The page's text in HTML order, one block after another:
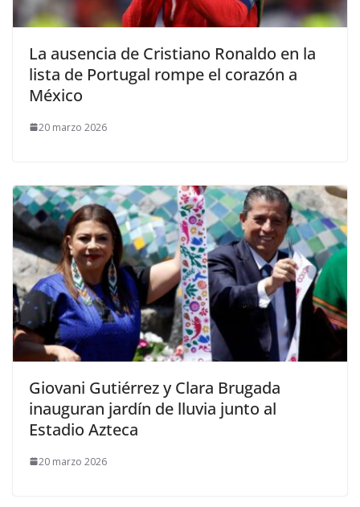
La ausencia de Cristiano Ronaldo en la
lista de Portugal rompe el corazón a
México
20 marzo 2026
Giovani Gutiérrez y Clara Brugada
inauguran jardín de lluvia junto al
Estadio Azteca
20 marzo 2026